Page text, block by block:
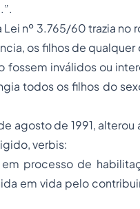
Lei nº 3.765/60 trazia
os filhos de
fossem inválidos ou
todos os filhos do
agosto de 1991,
verbis:
em processo de
em vida pelo